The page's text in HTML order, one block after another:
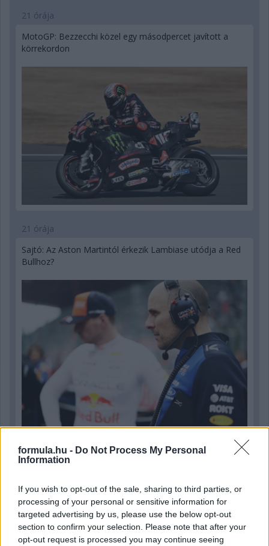
formula.hu - Do Not Process My Personal
Information
If you wish to opt-out of the sale, sharing to third parties, or
processing of your personal or sensitive information for
targeted advertising by us, please use the below opt-out
section to confirm your selection. Please note that after your
opt-out request is processed you may continue seeing
21 órája
MotoGP: Bezzecchi közel egy másodpercet javított a
körrekordon
21 órája
Sajtó: Az Aston Martintól érkezik Lambiase utódja a Red
Bullhoz?
1 napja
második negyedévben